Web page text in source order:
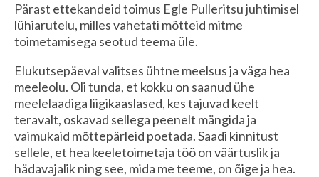
Pärast ettekandeid toimus Egle Pulleritsu juhtimisel
lühiarutelu, milles vahetati mõtteid mitme
toimetamisega seotud teema üle.
Elukutsepäeval valitses ühtne meelsus ja väga hea
meeleolu. Oli tunda, et kokku on saanud ühe
meelelaadiga liigikaaslased, kes tajuvad keelt
teravalt, oskavad sellega peenelt mängida ja
vaimukaid mõttepärleid poetada. Saadi kinnitust
sellele, et hea keeletoimetaja töö on väärtuslik ja
hädavajalik ning see, mida me teeme, on õige ja hea.